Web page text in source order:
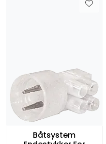
Båtsystem